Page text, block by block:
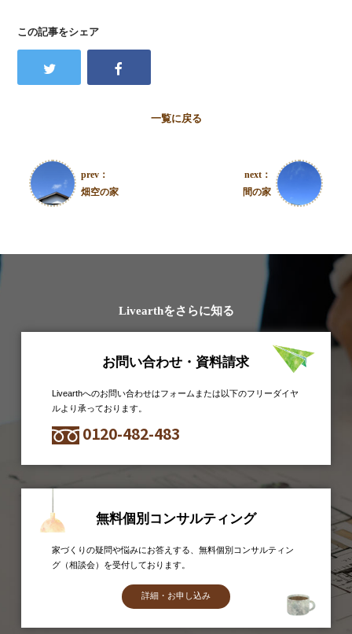
この記事をシェア
一覧に戻る
prev：
畑空の家
next：
間の家
Livearthをさらに知る
お問い合わせ・資料請求
Livearthへのお問い合わせはフォームまたは以下のフリーダイヤ
ルより承っております。
0120-482-483
無料個別コンサルティング
家づくりの疑問や悩みにお答えする、無料個別コンサルティン
グ（相談会）を受付しております。
詳細・お申し込み